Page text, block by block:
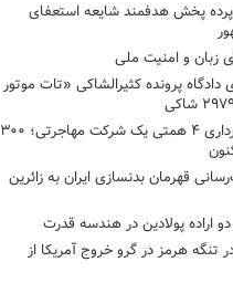
پخش هدفمند شایعه استعفای
زبان و امنیت ملی
دادگاه پرونده کثیرالشاکی «تات موتور
کلاهبرداری ۴ همتی یک شرکت مهاجرتی؛ ۳۰۰
قهرمان بدنسازی ایران به زائرین
دو اراده پولادین در هندسه قدرت
تنگه هرمز در گرو خروج آمریکا از